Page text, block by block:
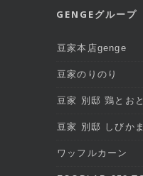
GENGEグループ
豆家本店genge
豆家のりのり
豆家 別邸 鶏とお
豆家 別邸 しびかま
ワッフルカーン